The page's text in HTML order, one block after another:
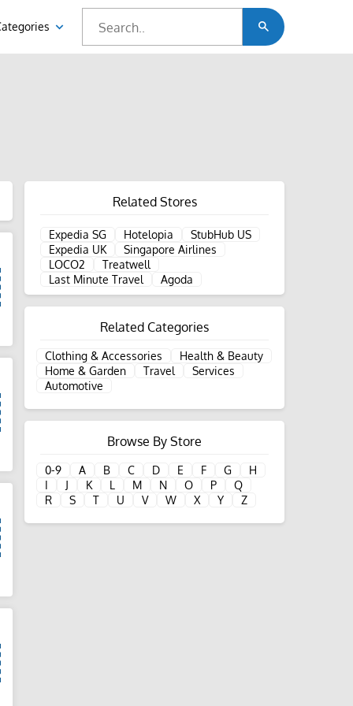
Related Stores
Expedia SG Hotelopia
StubHub US
Expedia UK
Singapore Airlines
LOCO2
Treatwell
Last Minute Travel
Agoda
Related Categories
Clothing & Accessories
Health & Beauty
Home & Garden
Travel
Services
Automotive
Browse By Store
0-9 A B C D E F G
H
I
J K L M N O P
Q
R
S T U V W X Y Z